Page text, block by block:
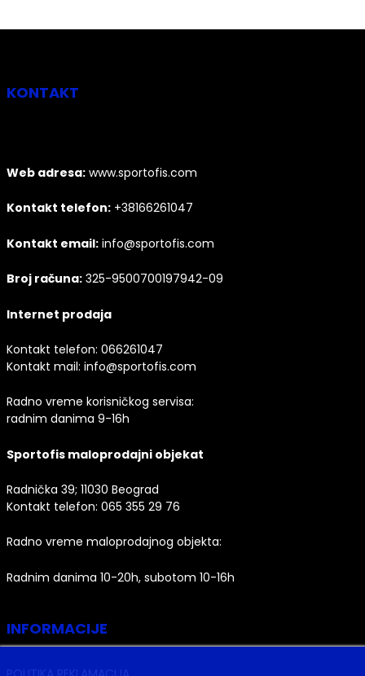
KONTAKT
Web adresa: www.sportofis.com
Kontakt telefon: +38166261047
Kontakt email: info@sportofis.com
Broj računa: 325-9500700197942-09
Internet prodaja
Kontakt telefon: 066261047
Kontakt mail: info@sportofis.com
Radno vreme korisničkog servisa:
radnim danima 9-16h
Sportofis maloprodajni objekat
Radnička 39; 11030 Beograd
Kontakt telefon: 065 355 29 76
Radno vreme maloprodajnog objekta:
Radnim danima 10-20h, subotom 10-16h
INFORMACIJE